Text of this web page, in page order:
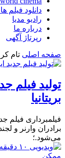
دانلود فیلم
رادیو مدیا
درباره ما
رپرتاژ آگهی
صفحه اصلی تام
تولید فیلم
بریتانیا
فیلمبرداری فیلم
برادران وارنر و
می‌شود.؛